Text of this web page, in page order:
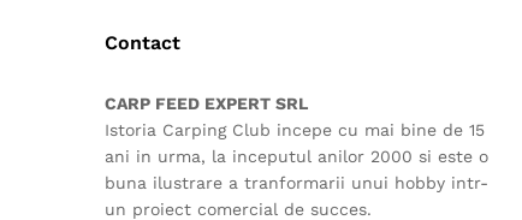
Contact
CARP FEED EXPERT SRL
Istoria Carping Club incepe cu mai bine de 15
ani in urma, la inceputul anilor 2000 si este o
buna ilustrare a tranformarii unui hobby intr-
un proiect comercial de succes.